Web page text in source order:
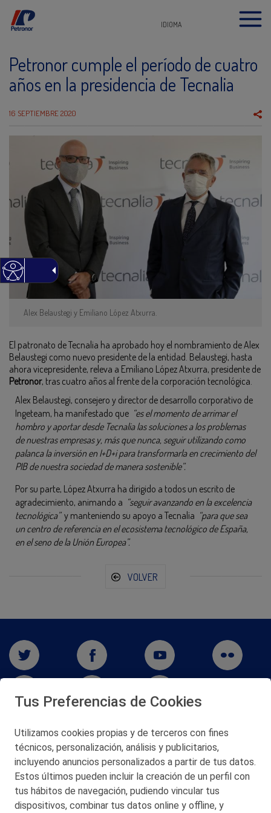
IDIOMA
Petronor cumple el período de cuatro
años en la presidencia de Tecnalia
16 SEPTIEMBRE 2020
Alex Belaustegi y Emiliano López Atxurra.
El patronato de Tecnalia ha aprobado hoy el nombramiento de Alex
Belaustegi como nuevo presidente de la entidad. Belaustegi, hasta
ahora vicepresidente, releva a Emiliano López Atxurra, presidente de
Petronor, tras cuatro años al frente de la corporación tecnológica.
Alex Belaustegi, consejero y director de desarrollo corporativo de
Ingeteam, ha manifestado que “es el momento de arrimar el
hombro y aportar desde Tecnalia las soluciones a los problemas
de nuestras empresas y, más que nunca, seguir utilizando como
palanca la inversión en I+D+i para transformarla en crecimiento del
PIB de nuestra sociedad de manera sostenible”.
Por su parte, López Atxurra ha dirigido a todos un escrito de
agradecimiento, animando a “seguir avanzando en la excelencia
tecnológica” y manteniendo su apoyo a Tecnalia “para que sea
un centro de referencia en el ecosistema tecnológico de España,
en el seno de la Unión Europea”.
VOLVER
San Martín 5-Edificio Muñatones,
48550 Muskiz (Bizkaia)
Telf. 946 357 000
© 2026 Petronor S.A.
Tus Preferencias de Cookies
Utilizamos cookies propias y de terceros con fines
técnicos, personalización, análisis y publicitarios,
incluyendo anuncios personalizados a partir de tus datos.
Estos últimos pueden incluir la creación de un perfil con
tus hábitos de navegación, pudiendo vincular tus
dispositivos, combinar tus datos online y offline, y